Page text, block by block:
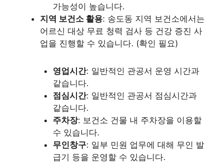
가능성이 높습니다.
지역 보건소 활용: 송도동 지역 보건소에서는
어르신 대상 무료 청력 검사 등 건강 증진 사
업을 진행할 수 있습니다. (확인 필요)
영업시간: 일반적인 관공서 운영 시간과
같습니다.
점심시간: 일반적인 관공서 점심시간과
같습니다.
주차장: 보건소 건물 내 주차장을 이용할
수 있습니다.
무인창구: 일부 민원 업무에 대해 무인 발
급기 등을 운영할 수 있습니다.